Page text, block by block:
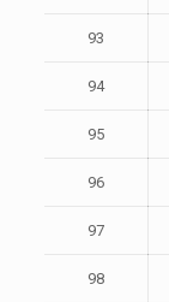
93
94
95
96
97
98